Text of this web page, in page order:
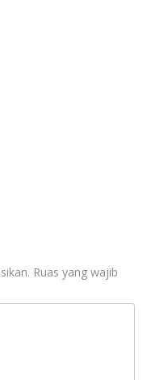
Ruas yang wajib